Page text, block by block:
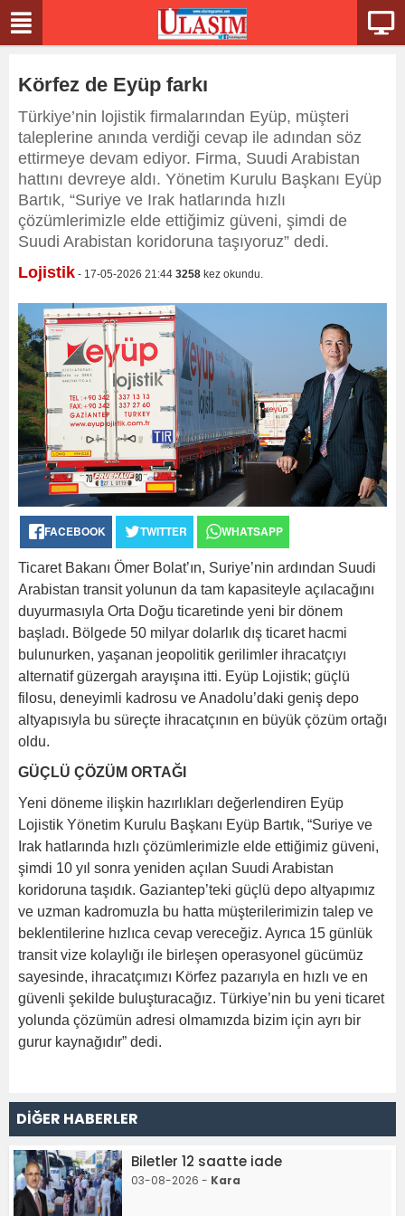
Körfez de Eyüp farkı
Türkiye’nin lojistik firmalarından Eyüp, müşteri
taleplerine anında verdiği cevap ile adından söz
ettirmeye devam ediyor. Firma, Suudi Arabistan
hattını devreye aldı. Yönetim Kurulu Başkanı Eyüp
Bartık, “Suriye ve Irak hatlarında hızlı
çözümlerimizle elde ettiğimiz güveni, şimdi de
Suudi Arabistan koridoruna taşıyoruz” dedi.
Lojistik - 17-05-2026 21:44 3258 kez okundu.
FACEBOOK TWITTER WHATSAPP
Ticaret Bakanı Ömer Bolat’ın, Suriye’nin ardından Suudi
Arabistan transit yolunun da tam kapasiteyle açılacağını
duyurmasıyla Orta Doğu ticaretinde yeni bir dönem
başladı. Bölgede 50 milyar dolarlık dış ticaret hacmi
bulunurken, yaşanan jeopolitik gerilimler ihracatçıyı
alternatif güzergah arayışına itti. Eyüp Lojistik; güçlü
filosu, deneyimli kadrosu ve Anadolu’daki geniş depo
altyapısıyla bu süreçte ihracatçının en büyük çözüm ortağı
oldu.
GÜÇLÜ ÇÖZÜM ORTAĞI
Yeni döneme ilişkin hazırlıkları değerlendiren Eyüp
Lojistik Yönetim Kurulu Başkanı Eyüp Bartık, “Suriye ve
Irak hatlarında hızlı çözümlerimizle elde ettiğimiz güveni,
şimdi 10 yıl sonra yeniden açılan Suudi Arabistan
koridoruna taşıdık. Gaziantep’teki güçlü depo altyapımız
ve uzman kadromuzla bu hatta müşterilerimizin talep ve
beklentilerine hızlıca cevap vereceğiz. Ayrıca 15 günlük
transit vize kolaylığı ile birleşen operasyonel gücümüz
sayesinde, ihracatçımızı Körfez pazarıyla en hızlı ve en
güvenli şekilde buluşturacağız. Türkiye’nin bu yeni ticaret
yolunda çözümün adresi olmamızda bizim için ayrı bir
gurur kaynağıdır” dedi.
DİĞER HABERLER
Biletler 12 saatte iade
03-08-2026 - Kara